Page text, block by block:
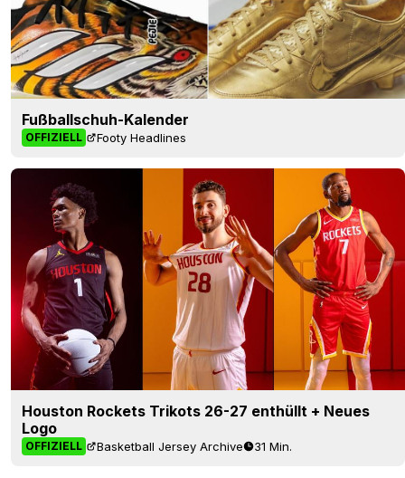
Fußballschuh-Kalender
OFFIZIELL Footy Headlines
Houston Rockets Trikots 26-27 enthüllt + Neues
Logo
OFFIZIELL Basketball Jersey Archive 31 Min.